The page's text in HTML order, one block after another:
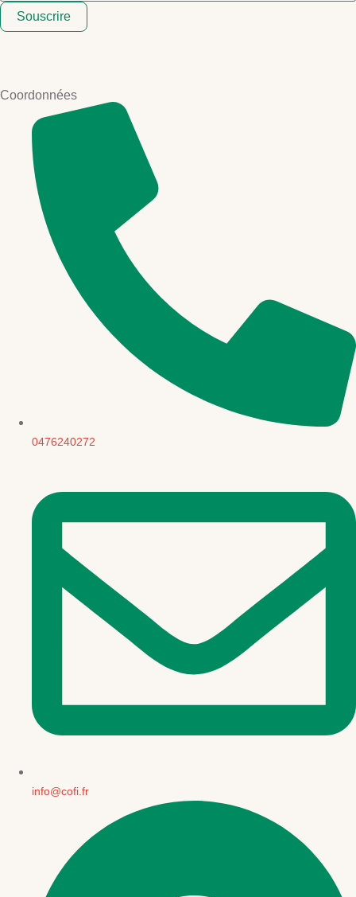
Souscrire
Coordonnées
0476240272
info@cofi.fr